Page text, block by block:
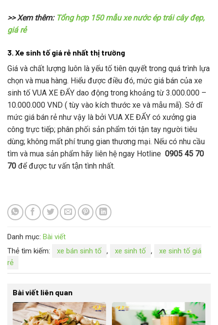
>> Xem thêm: Tổng hợp 150 mẫu xe nước ép trái cây đẹp,
giá rẻ
3. Xe sinh tố giá rẻ nhất thị trường
Giá và chất lượng luôn là yếu tố tiên quyết trong quá trình lựa
chọn và mua hàng. Hiểu được điều đó, mức giá bán của xe
sinh tố VUA XE ĐẨY dao động trong khoảng từ 3.000.000 –
10.000.000 VND ( tùy vào kích thước xe và mẫu mã). Sở dĩ
mức giá bán rẻ như vậy là bởi VUA XE ĐẨY có xưởng gia
công trực tiếp; phân phối sản phẩm tới tận tay người tiêu
dùng; không mất phí trung gian thương mại. Nếu có nhu cầu
tìm và mua sản phẩm hãy liên hệ ngay Hotline 0905 45 70
70 để được tư vấn tận tình nhất.
Danh mục: Bài viết
Thẻ tìm kiếm:
xe bán sinh tố , xe sinh tố ,
xe sinh tố giá
rẻ
Bài viết liên quan